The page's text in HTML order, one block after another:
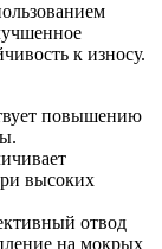
к износу.
повышению
высоких
отвод
на мокрых